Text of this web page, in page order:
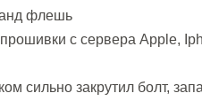
флешь
с сервера Apple,
сильно закрутил болт,